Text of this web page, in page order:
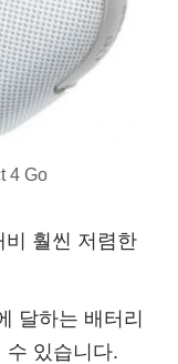
4 Go
비 훨씬 저렴한
달하는 배터리
수 있습니다.